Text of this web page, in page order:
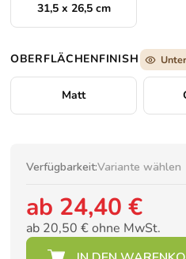
31,5 x 26,5 cm
OBERFLÄCHENFINISH
Matt
Verfügbarkeit:Variante wählen
ab 24,40 €
ab 20,50 €ohne MwSt.
Verkaufspreis: